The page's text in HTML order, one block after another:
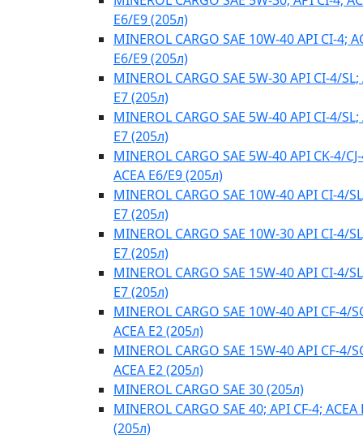
E6/E9 (205л)
MINEROL CARGO SAE 10W-40 API CI-4;
E6/E9 (205л)
MINEROL CARGO SAE 5W-30 API CI-4/SL;
E7 (205л)
MINEROL CARGO SAE 5W-40 API CI-4/SL;
E7 (205л)
MINEROL CARGO SAE 5W-40 API CK-4/
ACEA E6/E9 (205л)
MINEROL CARGO SAE 10W-40 API CI-4/
E7 (205л)
MINEROL CARGO SAE 10W-30 API CI-4/
E7 (205л)
MINEROL CARGO SAE 15W-40 API CI-4/
E7 (205л)
MINEROL CARGO SAE 10W-40 API CF-4/
ACEA E2 (205л)
MINEROL CARGO SAE 15W-40 API CF-4/
ACEA E2 (205л)
MINEROL CARGO SAE 30 (205л)
MINEROL CARGO SAE 40; API CF-4; ACEA
(205л)